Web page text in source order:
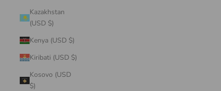
Kazakhstan
(USD $)
Kenya (USD $)
Kiribati (USD $)
Kosovo (USD
$)